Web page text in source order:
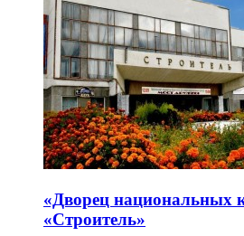
«Дворец национальных
«Строитель»